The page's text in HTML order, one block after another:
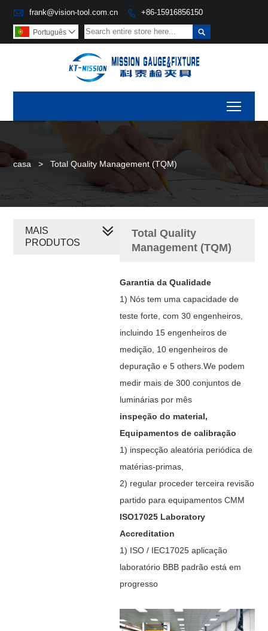
 frank@vision-tool.com.cn  +86-15916856150

Português 
casa > Total Quality Management (TQM)
Total Quality
Management (TQM)
Garantia da Qualidade
1) Nós tem uma capacidade de
teste forte, com 30 engenheiros,
incluindo 15 engenheiros de
medição, 10 engenheiros de
depuração e 5 others.We podem
medir mais de 300 conjuntos de
luminárias por mês
inspeção do material,
Equipamentos de calibração
1) inspecção aleatória periódica de
matérias-primas,
2) regular proceder terceira revisão
partido para equipamentos CMM
ISO17025 Laboratory
Accreditation
1) ISO / IEC17025 aplicação
laboratório BBB padrão está em
progresso
MAIS
PRODUTOS